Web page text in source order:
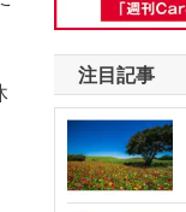
注目記事